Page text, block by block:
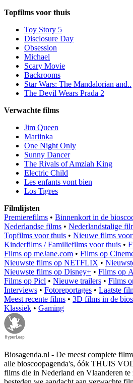
Topfilms voor thuis
Toy Story 5
Disclosure Day
Obsession
Michael
Scary Movie
Backrooms
Star Wars: The Mandalorian and..
The Devil Wears Prada 2
Verwachte films
Jim Queen
Mariinka
One Night Only
Sunny Dancer
The Rivals of Amziah King
Electric Child
Les enfants vont bien
Los Tigres
Filmlijsten
Premierefilms • Binnenkort in de
Nederlandse films • Nederlandstalige
Topfilms voor thuis • Nieuwe films
Kinderfilms / Familiefilms voor thuis •
Films op meJane.com • Films op
Nieuwste films op NETFLIX •
Nieuwste films op Disney+ • Films op
Films op Picl • Nieuwe trailers • Films
Interviews • Fotoreportages • Laatste
Meest recente films • 3D films in de
Klassiek • Gaming
Biosagenda.nl - De meest complete
alle bioscoopagenda's, óók THUIS
films die in Nederland en Vlaanderen te